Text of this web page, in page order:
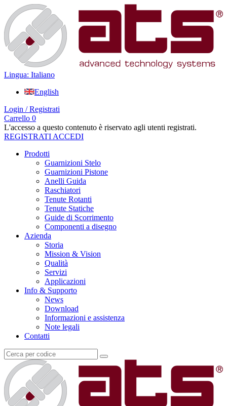
Lingua: Italiano
English
Login / Registrati
Carrello 0
L'accesso a questo contenuto è riservato agli utenti registrati.
REGISTRATI ACCEDI
Prodotti
Guarnizioni Stelo
Guarnizioni Pistone
Anelli Guida
Raschiatori
Tenute Rotanti
Tenute Statiche
Guide di Scorrimento
Componenti a disegno
Azienda
Storia
Mission & Vision
Qualità
Servizi
Applicazioni
Info & Supporto
News
Download
Informazioni e assistenza
Note legali
Contatti